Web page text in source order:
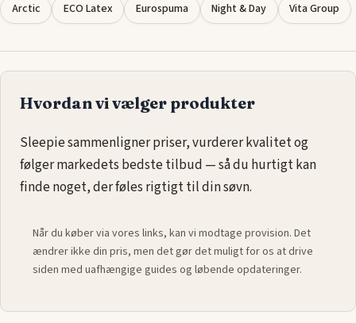
Arctic ECO Latex Eurospuma Night & Day Vita Group
Hvordan vi vælger produkter
Sleepie sammenligner priser, vurderer kvalitet og
følger markedets bedste tilbud — så du hurtigt kan
finde noget, der føles rigtigt til din søvn.
Når du køber via vores links, kan vi modtage provision. Det
ændrer ikke din pris, men det gør det muligt for os at drive
siden med uafhængige guides og løbende opdateringer.